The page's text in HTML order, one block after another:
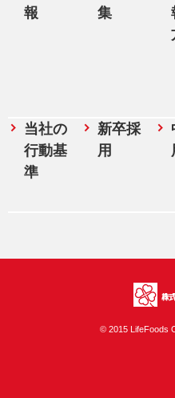
報
集
当社の
行動基
準
新卒採
用
© 2015 LifeFoods